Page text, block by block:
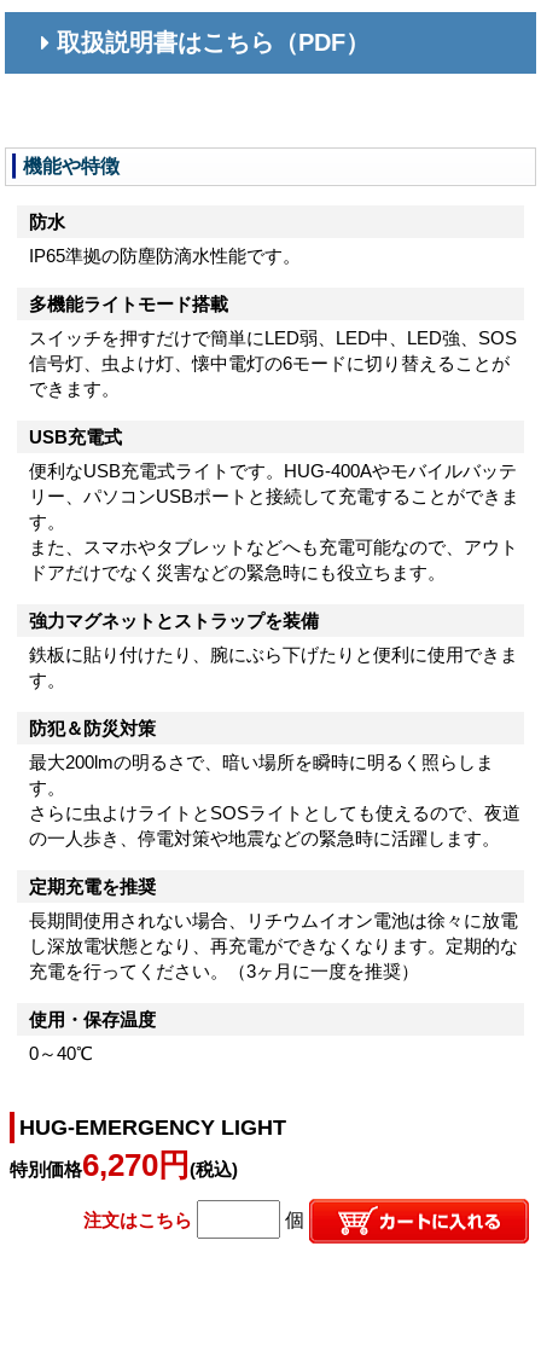
取扱説明書はこちら（PDF）
機能や特徴
防水
IP65準拠の防塵防滴水性能です。
多機能ライトモード搭載
スイッチを押すだけで簡単にLED弱、LED中、LED強、SOS
信号灯、虫よけ灯、懐中電灯の6モードに切り替えることが
できます。
USB充電式
便利なUSB充電式ライトです。HUG-400Aやモバイルバッテ
リー、パソコンUSBポートと接続して充電することができま
す。
また、スマホやタブレットなどへも充電可能なので、アウト
ドアだけでなく災害などの緊急時にも役立ちます。
強力マグネットとストラップを装備
鉄板に貼り付けたり、腕にぶら下げたりと便利に使用できま
す。
防犯＆防災対策
最大200lmの明るさで、暗い場所を瞬時に明るく照らしま
す。
さらに虫よけライトとSOSライトとしても使えるので、夜道
の一人歩き、停電対策や地震などの緊急時に活躍します。
定期充電を推奨
長期間使用されない場合、リチウムイオン電池は徐々に放電
し深放電状態となり、再充電ができなくなります。定期的な
充電を行ってください。（3ヶ月に一度を推奨）
使用・保存温度
0～40℃
HUG‐EMERGENCY LIGHT
特別価格6,270円 (税込)
注文はこちら 個